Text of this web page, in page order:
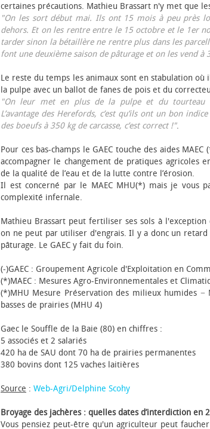
certaines précautions. Mathieu Brassart n'y met que
"On les sort début mai. Ils ont 15 mois à peu près
dehors. Et on les rentre entre le 15 octobre et le 1er
tarder sinon la bétaillère ne rentre plus dans les
font une deuxième saison de pâturage et on les vend à
Le reste du temps les animaux sont en stabulation où
la pulpe avec un ballot de fanes de pois et du
"On leur met en plus de la pulpe et du tourteau
L’avantage des Herefords, c’est qu’ils ont un bon
des bœufs à 350 kg de carcasse, c’est correct !".
Pour ces bas-champs le GAEC touche des aides
accompagner le changement de pratiques agricoles
de la qualité de l’eau et de la lutte contre l’érosion.
Il est concerné par le MAEC MHU(*) mais je vous
complexité infernale.
Mathieu Brassart peut fertiliser ses sols à l'exception
on ne peut par utiliser d'engrais. Il y a donc un retard
pâturage. Le GAEC y fait du foin.
(-)GAEC : Groupement Agricole d'Exploitation en
(*)MAEC : Mesures Agro-Environnementales et
(*)MHU Mesure Préservation des milieux humides −
basses de prairies (MHU 4)
Gaec le Souffle de la Baie (80) en chiffres :
5 associés et 2 salariés
420 ha de SAU dont 70 ha de prairies permanentes
380 bovins dont 125 vaches laitières
Source : Web-Agri/Delphine Scohy
Broyage des jachères : quelles dates d’interdiction en
Vous pensiez peut-être qu'un agriculteur peut